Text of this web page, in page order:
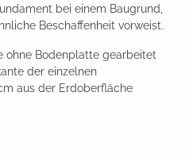
bei einem Baugrund,
Beschaffenheit vorweist.
ohne Bodenplatte gearbeitet
der einzelnen
aus der Erdoberfläche